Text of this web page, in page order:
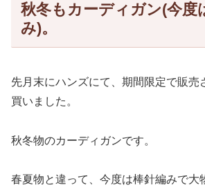
秋冬もカーディガン(今度
み)。
先月末にハンズにて、期間限定で販売
買いました。
秋冬物のカーディガンです。
春夏物と違って、今度は棒針編みで大